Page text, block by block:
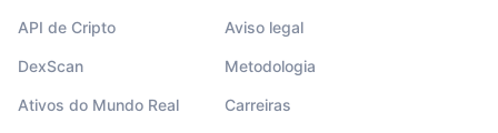
API de Cripto
DexScan
Ativos do Mundo Real
Aviso legal
Metodologia
Carreiras